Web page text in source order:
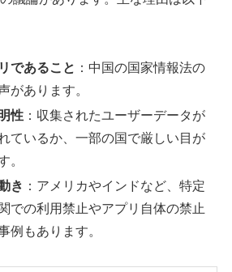
であること ：中国の国家情報法の
があります。
性 ：収集されたユーザーデータが
ているか、一部の国で厳しい目が
。
き ：アメリカやインドなど、特定
での利用禁止やアプリ自体の禁止
例もあります。